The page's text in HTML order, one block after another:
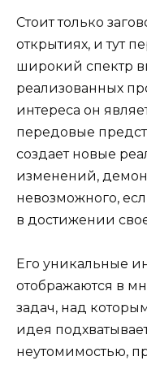
Стоит только
открытиях, и тут
широкий спектр
реализованных
интереса он
передовые
создает новые
изменений,
невозможного,
в достижении
Его уникальные
отображаются в
задач, над
идея
неутомимостью,